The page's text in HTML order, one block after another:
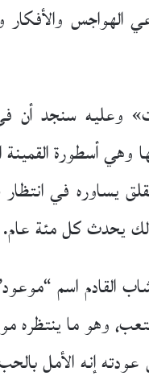
والأفكار
وعليه سنجد أن
وهي أسطورة
يساوره في
ذلك يحدث كل مئة عام.
القادم اسم
وهو ما
إنه الأمل